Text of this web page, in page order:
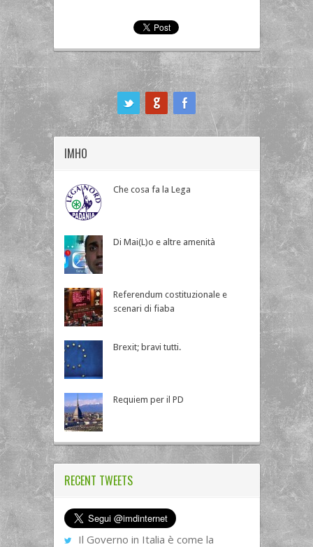
IMHO
Che cosa fa la Lega
Di Mai(L)o e altre amenità
Referendum costituzionale e
scenari di fiaba
Brexit; bravi tutti.
Requiem per il PD
RECENT TWEETS
Il Governo in Italia è come la